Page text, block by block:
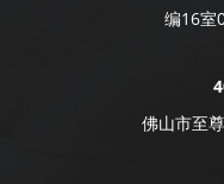
编16室
佛山市至